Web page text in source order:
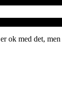
ok med det,